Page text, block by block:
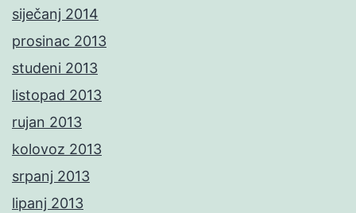
siječanj 2014
prosinac 2013
studeni 2013
listopad 2013
rujan 2013
kolovoz 2013
srpanj 2013
lipanj 2013